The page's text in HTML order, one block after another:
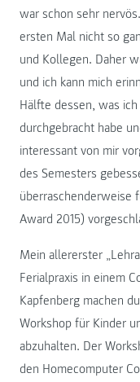
war schon sehr
ersten Mal nicht so
und Kollegen. Daher
und ich kann mich
Hälfte dessen, was
durchgebracht habe
interessant von mir
des Semesters
überraschenderweise
Award 2015)
Mein allererster
Ferialpraxis in einem
Kapfenberg machen
Workshop für Kinder
abzuhalten. Der
den Homecomputer